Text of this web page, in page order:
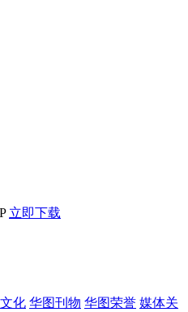
立即下载
化 华图刊物 华图荣誉 媒体关